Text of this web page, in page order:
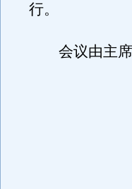
行。
会议由主席